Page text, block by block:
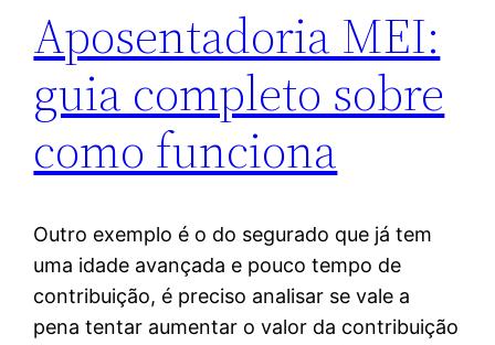
Aposentadoria MEI:
guia completo sobre
como funciona
Outro exemplo é o do segurado que já tem
uma idade avançada e pouco tempo de
contribuição, é preciso analisar se vale a
pena tentar aumentar o valor da contribuição